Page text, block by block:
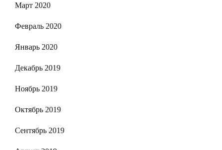
Март 2020
Февраль 2020
Январь 2020
Декабрь 2019
Ноябрь 2019
Октябрь 2019
Сентябрь 2019